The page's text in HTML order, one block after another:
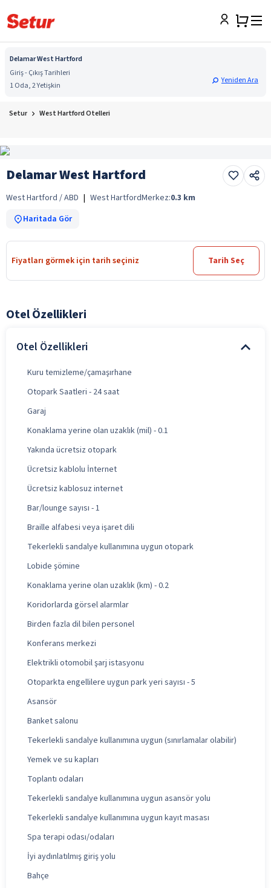
Delamar West Hartford
Giriş - Çıkış Tarihleri
1 Oda, 2 Yetişkin
Yeniden Ara
Setur West Hartford Otelleri
Delamar West Hartford
West Hartford / ABD | West HartfordMerkez:0.3 km
Haritada Gör
Fiyatları görmek için tarih seçiniz Tarih Seç
Otel Özellikleri
Otel Özellikleri
Kuru temizleme/çamaşırhane
Otopark Saatleri - 24 saat
Garaj
Konaklama yerine olan uzaklık (mil) - 0.1
Yakında ücretsiz otopark
Ücretsiz kablolu İnternet
Ücretsiz kablosuz internet
Bar/lounge sayısı - 1
Braille alfabesi veya işaret dili
Tekerlekli sandalye kullanımına uygun otopark
Lobide şömine
Konaklama yerine olan uzaklık (km) - 0.2
Koridorlarda görsel alarmlar
Birden fazla dil bilen personel
Konferans merkezi
Elektrikli otomobil şarj istasyonu
Otoparkta engellilere uygun park yeri sayısı - 5
Asansör
Banket salonu
Tekerlekli sandalye kullanımına uygun (sınırlamalar olabilir)
Yemek ve su kapları
Toplantı odaları
Tekerlekli sandalye kullanımına uygun asansör yolu
Tekerlekli sandalye kullanımına uygun kayıt masası
Spa terapi odası/odaları
İyi aydınlatılmış giriş yolu
Bahçe